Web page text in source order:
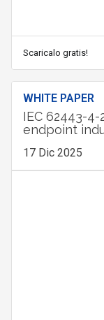
Scaricalo gratis!
WHITE PAPER
IEC 62443-
endpoint
17 Dic 2025